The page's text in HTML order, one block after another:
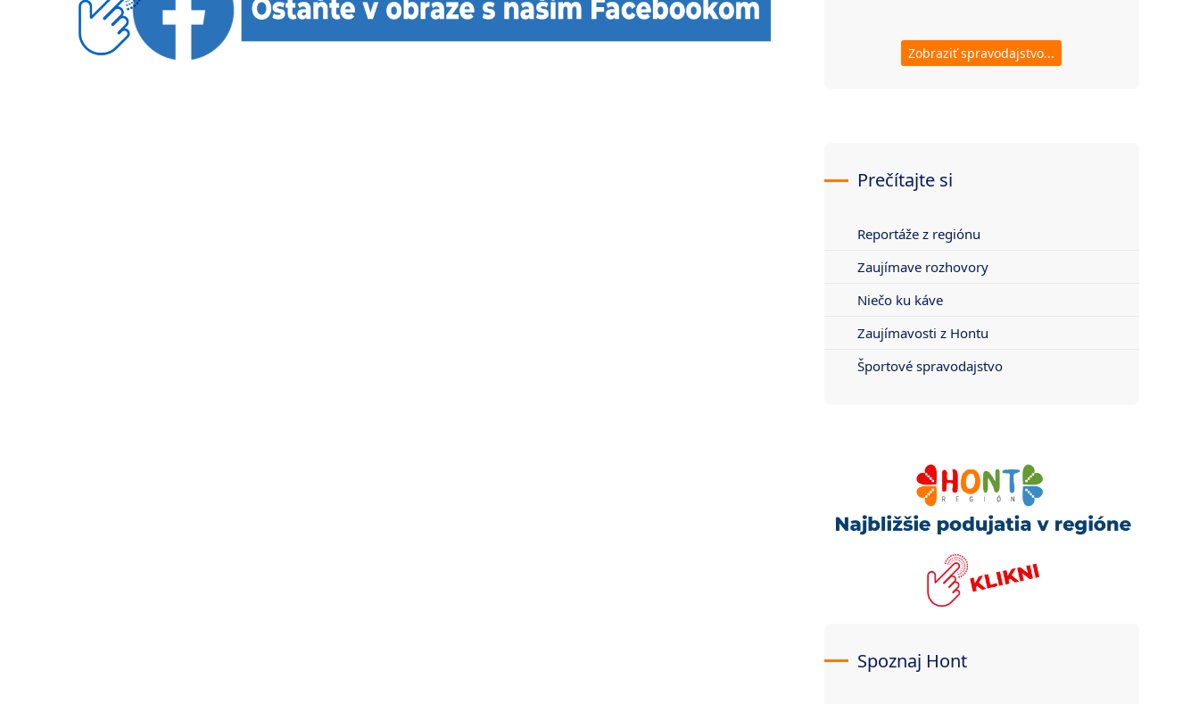
Zobraziť spravodajstvo...
Prečítajte si
Reportáže z regiónu
Zaujímave rozhovory
Niečo ku káve
Zaujímavosti z Hontu
Športové spravodajstvo
Spoznaj Hont